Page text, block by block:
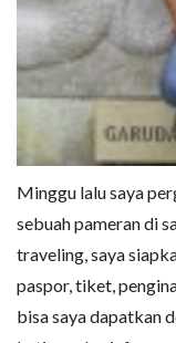
Minggu lalu saya
sebuah pameran di
traveling, saya
paspor, tiket,
bisa saya dapatkan